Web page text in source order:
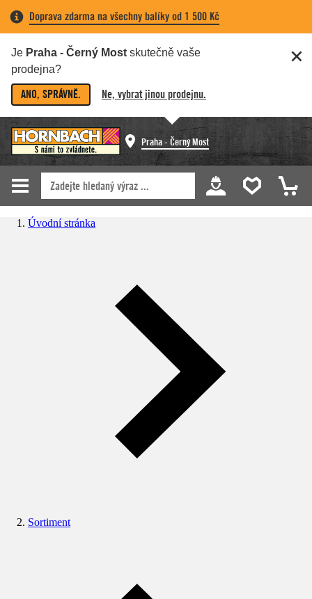
Doprava zdarma na všechny balíky od 1 500 Kč
Je Praha - Černý Most skutečně vaše
prodejna?
ANO, SPRÁVNĚ. Ne, vybrat jinou prodejnu.
Praha - Černý Most
Úvodní stránka
Sortiment